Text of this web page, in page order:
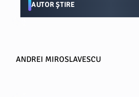
AUTOR ȘTIRE
ANDREI MIROSLAVESCU